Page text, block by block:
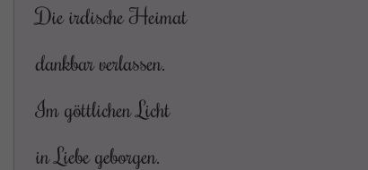
Die irdische Heimat
dankbar verlassen.
Im göttlichen Licht
in Liebe geborgen.